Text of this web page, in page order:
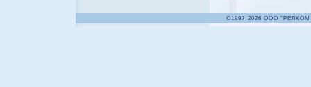
©1997-2026 ООО